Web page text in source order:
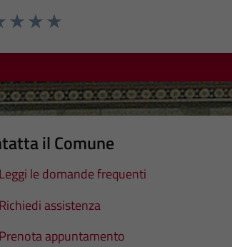
il Comune
Leggi le domande frequenti
Richiedi assistenza
Prenota appuntamento